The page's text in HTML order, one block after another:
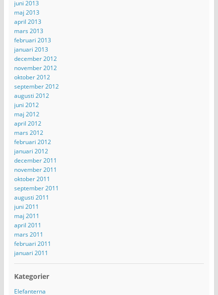
juni 2013
maj 2013
april 2013
mars 2013
februari 2013
januari 2013
december 2012
november 2012
oktober 2012
september 2012
augusti 2012
juni 2012
maj 2012
april 2012
mars 2012
februari 2012
januari 2012
december 2011
november 2011
oktober 2011
september 2011
augusti 2011
juni 2011
maj 2011
april 2011
mars 2011
februari 2011
januari 2011
Kategorier
Elefanterna